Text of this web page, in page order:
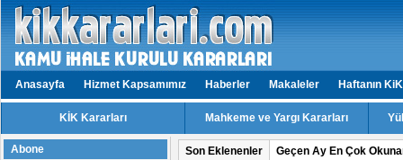
Anasayfa Hizmet Kapsamımız Haberler Makaleler Haftanın
KİK Kararları Mahkeme ve Yargı Kararları
Abone Son Eklenenler Geçen Ay En Çok